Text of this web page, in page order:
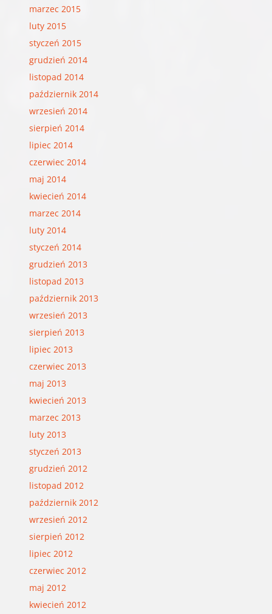
marzec 2015
luty 2015
styczeń 2015
grudzień 2014
listopad 2014
październik 2014
wrzesień 2014
sierpień 2014
lipiec 2014
czerwiec 2014
maj 2014
kwiecień 2014
marzec 2014
luty 2014
styczeń 2014
grudzień 2013
listopad 2013
październik 2013
wrzesień 2013
sierpień 2013
lipiec 2013
czerwiec 2013
maj 2013
kwiecień 2013
marzec 2013
luty 2013
styczeń 2013
grudzień 2012
listopad 2012
październik 2012
wrzesień 2012
sierpień 2012
lipiec 2012
czerwiec 2012
maj 2012
kwiecień 2012